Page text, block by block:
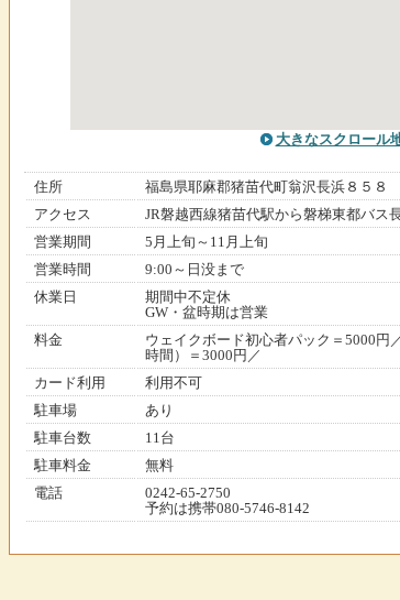
大きなスクロール
住所
福島県耶麻郡猪苗代町翁沢長浜８５８
アクセス
JR磐越西線猪苗代駅から磐梯東都バス
営業期間
5月上旬～11月上旬
営業時間
9:00～日没まで
休業日
期間中不定休
GW・盆時期は営業
料金
ウェイクボード初心者パック＝5000円
時間）＝3000円／
カード利用
利用不可
駐車場
あり
駐車台数
11台
駐車料金
無料
電話
0242-65-2750
予約は携帯080-5746-8142